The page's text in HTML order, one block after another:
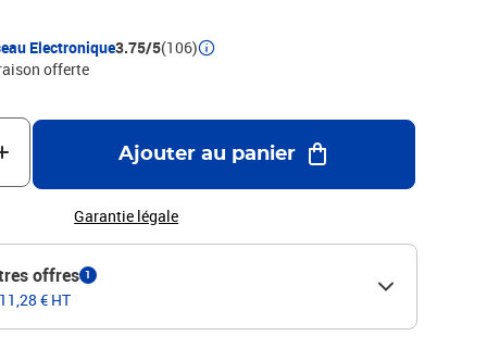
Electronique3.75/5(106)
offerte
Ajouter au panier
Garantie légale
offres 1
€ HT